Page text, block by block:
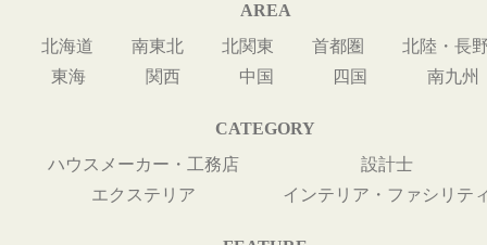
AREA
北海道
南東北 北関東 首都圏
北陸・長
東海
関西 中国 四国 南九州
CATEGORY
ハウスメーカー・工務店
設計士
エクステリア
インテリア・ファシリテ